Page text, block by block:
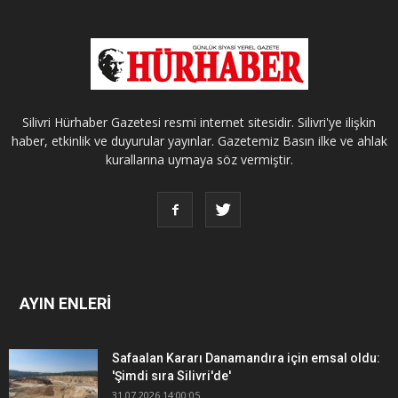
Silivri Hürhaber Gazetesi resmi internet sitesidir. Silivri'ye ilişkin
haber, etkinlik ve duyurular yayınlar. Gazetemiz Basın ilke ve ahlak
kurallarına uymaya söz vermiştir.
AYIN ENLERİ
Safaalan Kararı Danamandıra için emsal oldu:
'Şimdi sıra Silivri'de'
31.07.2026 14:00:05